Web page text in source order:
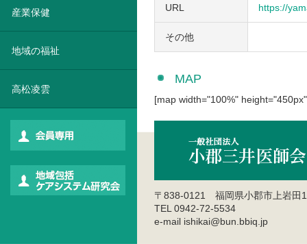
URL https://
その他
MAP
[map width="100%"
産業保健
地域の福祉
高松凌雲
〒838-0121 福岡県小郡市上岩田
TEL 0942-72-5534
e-mail ishikai@bun.bbiq.jp